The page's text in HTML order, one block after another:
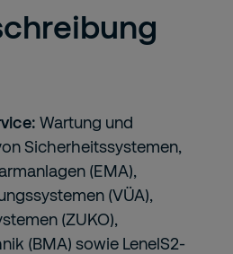
Wartung und
Sicherheitssystemen,
(EMA),
(VÜA),
(ZUKO),
(BMA) sowie LenelS2-